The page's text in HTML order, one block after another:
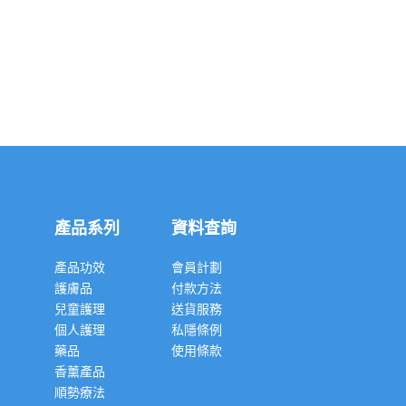
產品系列
產品功效
護膚品
兒童護理
個人護理
藥品
香薰產品
順勢療法
資料查詢
會員計劃
付款方法
送貨服務
私隱條例
使用條款